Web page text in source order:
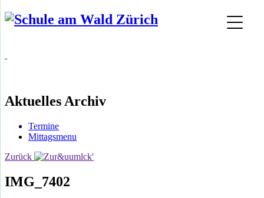
Aktuelles Archiv
Termine
Mittagsmenu
Zurück
IMG_7402